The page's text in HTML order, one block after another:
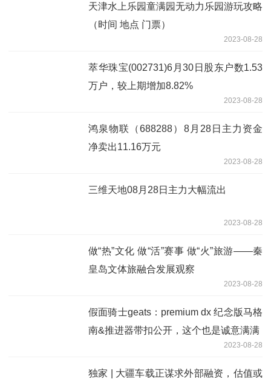
天津水上乐园童满园无动力乐园游玩攻略
（时间 地点 门票）
2023-08-28
萃华珠宝(002731)6月30日股东户数1.53
万户，较上期增加8.82%
2023-08-28
鸿泉物联（688288）8月28日主力资金
净卖出11.16万元
2023-08-28
三维天地08月28日主力大幅流出
2023-08-28
做“热”文化 做“活”赛事 做“火”旅游——秦
皇岛文体旅融合发展观察
2023-08-28
假面骑士geats：premium dx 纪念版马格
南&推进器带扣公开，这个也是诚意满满
2023-08-28
独家 | 大疆车载正谋求外部融资，估值或